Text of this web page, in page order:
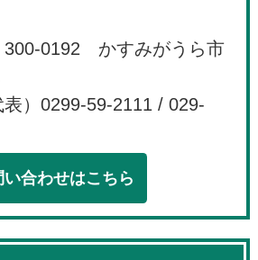
0192 かすみがうら市
）0299-59-2111 / 029-
合わせはこちら